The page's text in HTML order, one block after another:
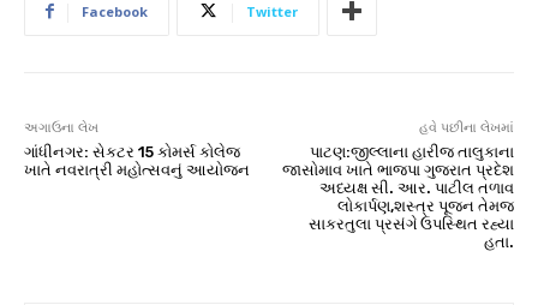
Facebook Twitter
અગાઉના લેખ
ગાંધીનગર: સેકટર 15 કોમર્સ કોલેજ
ખાતે નવરાત્રી મહોત્સવનું આયોજન
હવે પછીના લેખમાં
પાટણ:જીલ્લાના હારીજ તાલુકાના
જાસોમાવ ખાતે ભાજપા ગુજરાત પ્રદેશ
અધ્યક્ષ સી. આર. પાટીલ તળાવ
લોકાર્પણ,શસ્ત્ર પૂજન તેમજ
સાકરતુલા પ્રસંગે ઉપસ્થિત રહ્યા
હતા.